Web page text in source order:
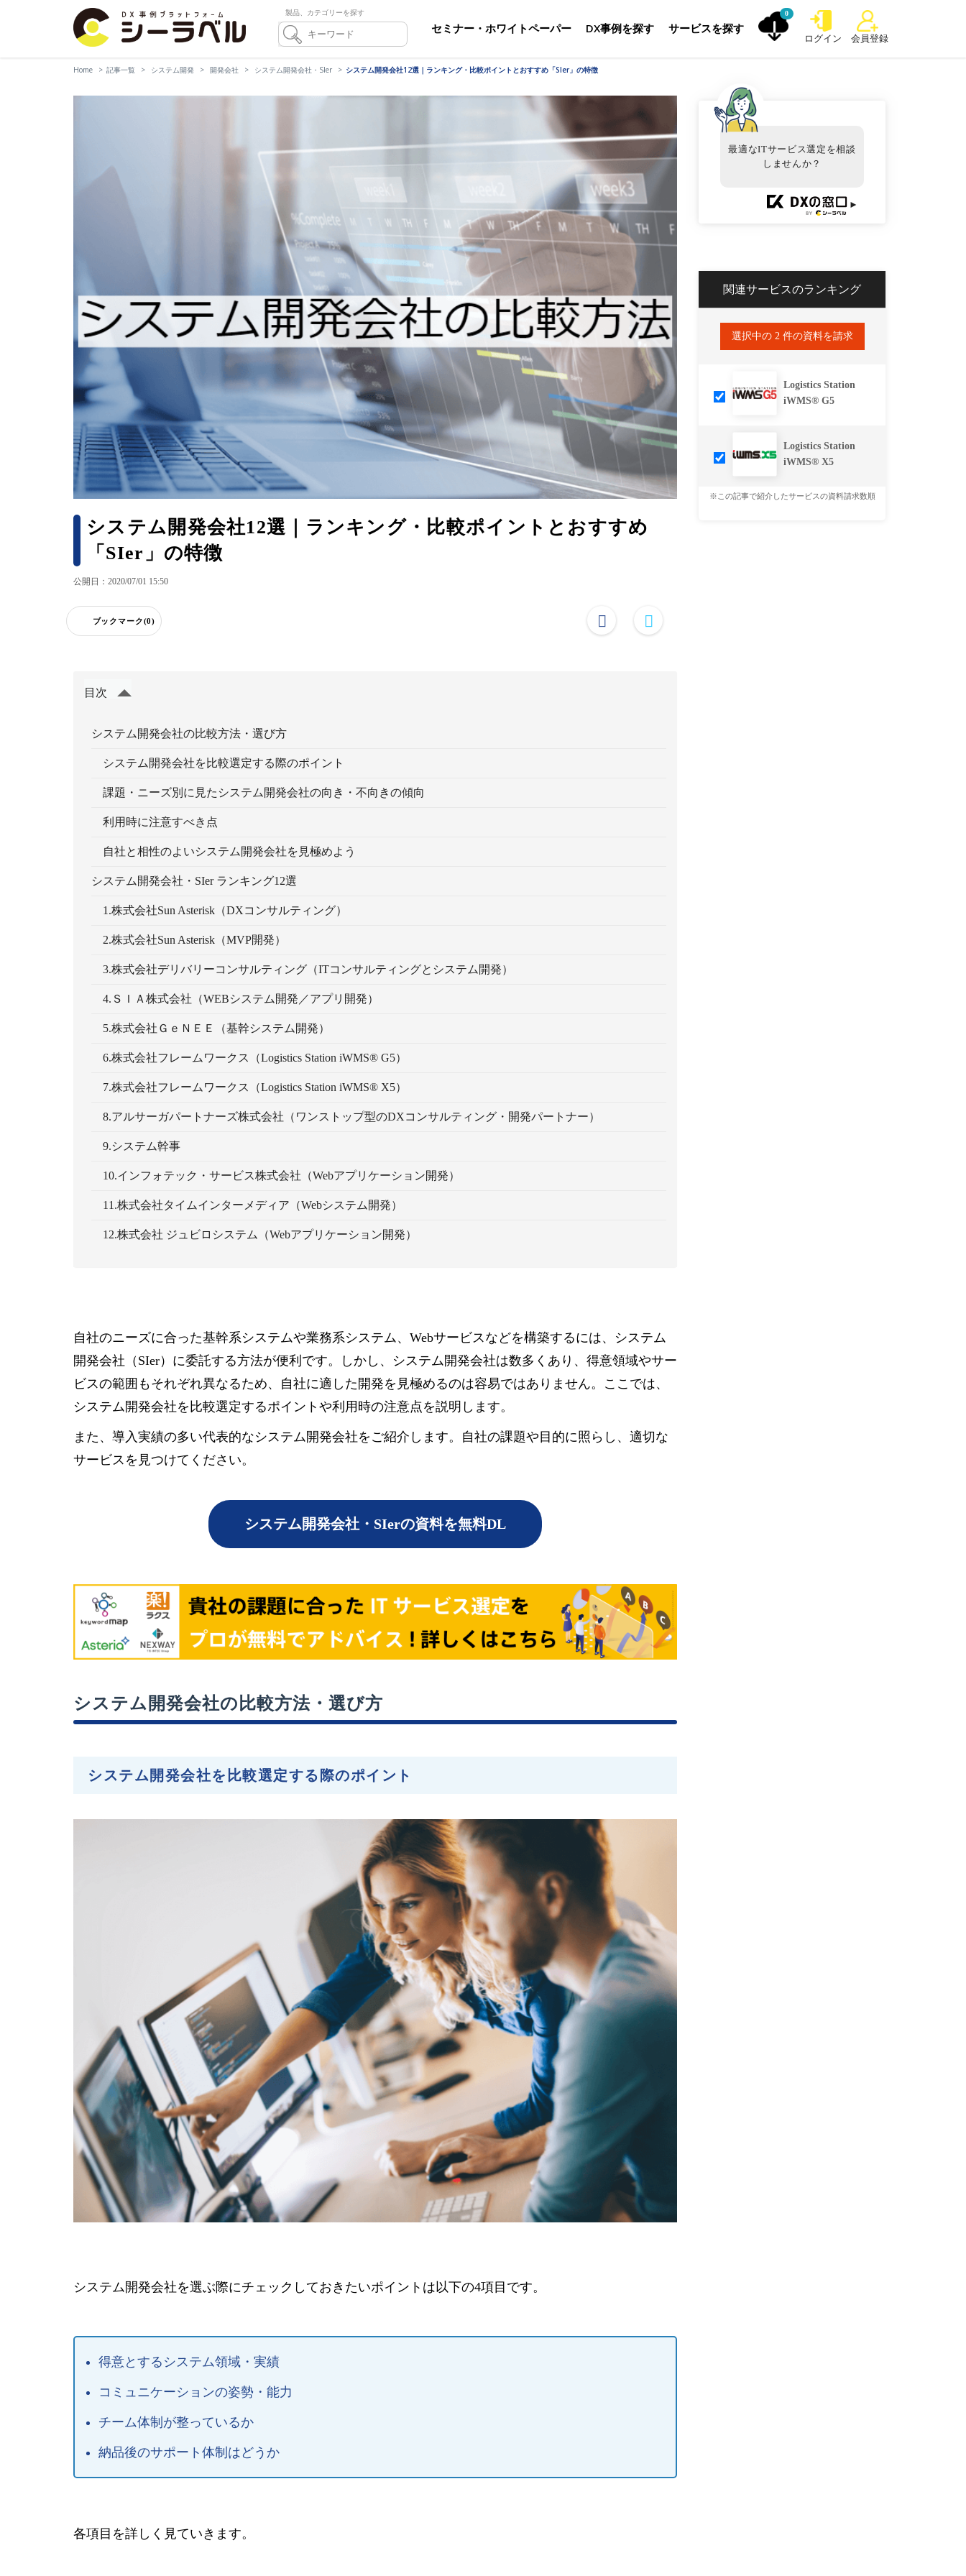
製品、カテゴリーを探す
セミナー・ホワイトペーパー DX事例を探す サービスを探す
0
ログイン 会員登録
Home 記事一覧 システム開発 開発会社 システム開発会社・SIer システム開発会社12選｜ランキング・比較ポイントとおすすめ「SIer」の特徴
システム開発会社12選｜ランキング・比較ポイントとおすすめ
「SIer」の特徴
公開日：2020/07/01 15:50
ブックマーク(0)
目次
システム開発会社の比較方法・選び方
システム開発会社を比較選定する際のポイント
課題・ニーズ別に見たシステム開発会社の向き・不向きの傾向
利用時に注意すべき点
自社と相性のよいシステム開発会社を見極めよう
システム開発会社・SIer ランキング12選
1.株式会社Sun Asterisk（DXコンサルティング）
2.株式会社Sun Asterisk（MVP開発）
3.株式会社デリバリーコンサルティング（ITコンサルティングとシステム開発）
4.ＳＩＡ株式会社（WEBシステム開発／アプリ開発）
5.株式会社ＧｅＮＥＥ（基幹システム開発）
6.株式会社フレームワークス（Logistics Station iWMS® G5）
7.株式会社フレームワークス（Logistics Station iWMS® X5）
8.アルサーガパートナーズ株式会社（ワンストップ型のDXコンサルティング・開発パートナー）
9.システム幹事
10.インフォテック・サービス株式会社（Webアプリケーション開発）
11.株式会社タイムインターメディア（Webシステム開発）
12.株式会社 ジュビロシステム（Webアプリケーション開発）
自社のニーズに合った基幹系システムや業務系システム、Webサービスなどを構築するには、システム
開発会社（SIer）に委託する方法が便利です。しかし、システム開発会社は数多くあり、得意領域やサー
ビスの範囲もそれぞれ異なるため、自社に適した開発を見極めるのは容易ではありません。ここでは、
システム開発会社を比較選定するポイントや利用時の注意点を説明します。
また、導入実績の多い代表的なシステム開発会社をご紹介します。自社の課題や目的に照らし、適切な
サービスを見つけてください。
システム開発会社・SIerの資料を無料DL
システム開発会社の比較方法・選び方
システム開発会社を比較選定する際のポイント
システム開発会社を選ぶ際にチェックしておきたいポイントは以下の4項目です。
得意とするシステム領域・実績
コミュニケーションの姿勢・能力
チーム体制が整っているか
納品後のサポート体制はどうか
各項目を詳しく見ていきます。
最適なITサービス選定を相談
しませんか？
►
関連サービスのランキング
選択中の 2 件の資料を請求
Logistics Station
iWMS® G5
Logistics Station
iWMS® X5
※この記事で紹介したサービスの資料請求数順